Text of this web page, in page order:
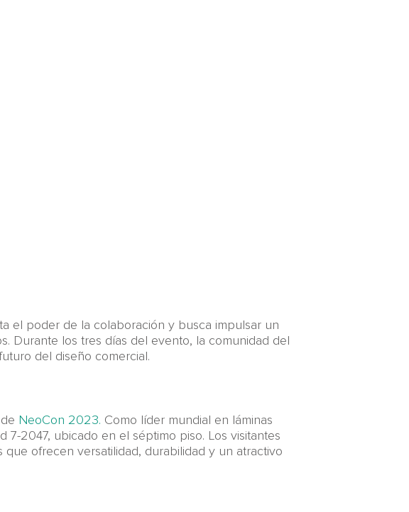
el poder de la colaboración y busca impulsar un
Durante los tres días del evento, la comunidad del
del diseño comercial.
NeoCon 2023. Como líder mundial en láminas
2047, ubicado en el séptimo piso. Los visitantes
ofrecen versatilidad, durabilidad y un atractivo